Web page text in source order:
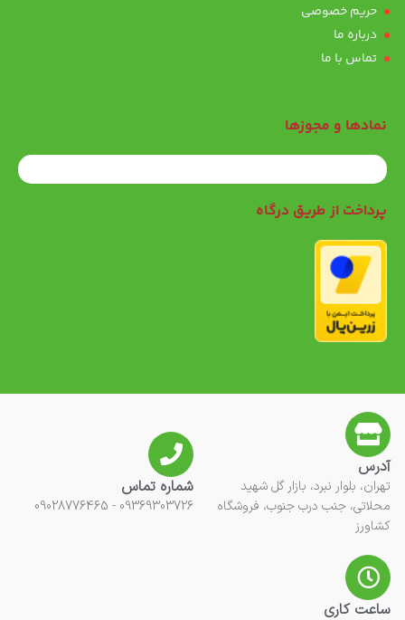
حریم خصوصی
درباره ما
تماس با ما
نمادها و مجوزها
پرداخت از طریق درگاه
آدرس
تهران، بلوار نبرد، بازار گل شهید
محلاتی، جنب درب جنوب، فروشگاه
کشاورز
شماره تماس
09369303726 - 09028776465
ساعت کاری